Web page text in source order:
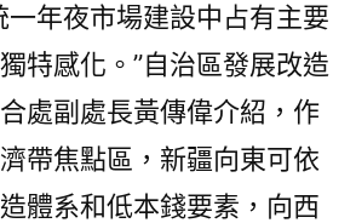
一年夜市場建設中占有主要
特感化。”自治區發展改造
處副處長黃傳偉介紹，作
帶焦點區，新疆向東可依
體系和低本錢要素，向西